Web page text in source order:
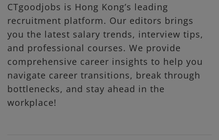
CTgoodjobs is Hong Kong’s leading
recruitment platform. Our editors brings
you the latest salary trends, interview tips,
and professional courses. We provide
comprehensive career insights to help you
navigate career transitions, break through
bottlenecks, and stay ahead in the
workplace!